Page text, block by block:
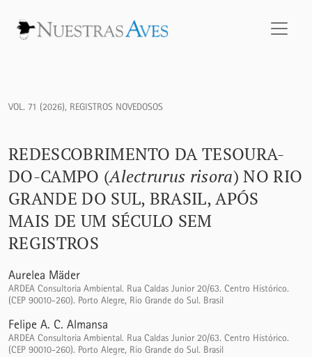
VOL. 71 (2026), REGISTROS NOVEDOSOS
REDESCOBRIMENTO DA TESOURA-
DO-CAMPO (Alectrurus risora) NO RIO
GRANDE DO SUL, BRASIL, APÓS
MAIS DE UM SÉCULO SEM
REGISTROS
Aurelea Mäder
ARDEA Consultoria Ambiental. Rua Caldas Junior 20/63. Centro Histórico.
(CEP 90010-260). Porto Alegre, Rio Grande do Sul. Brasil
Felipe A. C. Almansa
ARDEA Consultoria Ambiental. Rua Caldas Junior 20/63. Centro Histórico.
(CEP 90010-260). Porto Alegre, Rio Grande do Sul. Brasil